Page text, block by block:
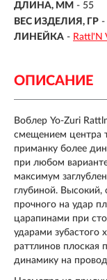
ДЛИНА, ММ - 55
ВЕС ИЗДЕЛИЯ, ГР -
ЛИНЕЙКА - Rattl'N
ОПИСАНИЕ
Воблер Yo-Zuri
смещением центра
приманку более
при любом
максимум
глубиной. Высокий,
прочного на удар
царапинами при
ударами зубастого
раттлинов плоская
динамику на